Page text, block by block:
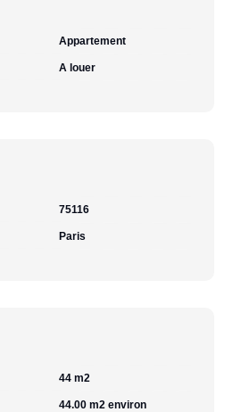
Appartement
A louer
75116
Paris
44 m2
44.00 m2 environ